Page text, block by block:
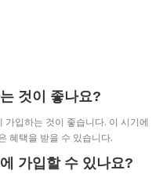
것이 좋나요?
입하는 것이 좋습니다. 이 시기에
혜택을 받을 수 있습니다.
가입할 수 있나요?